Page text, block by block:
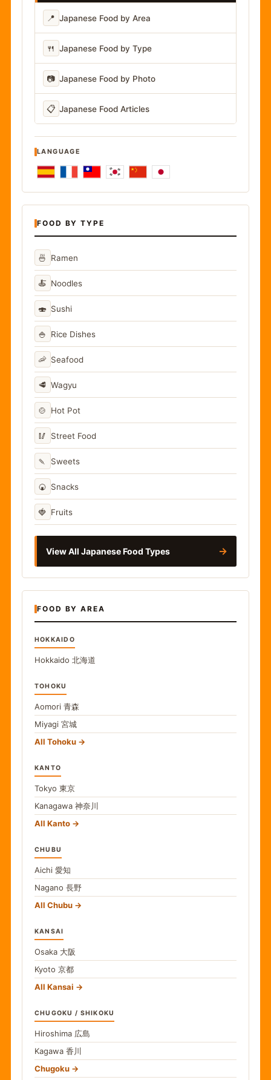
📍 Japanese Food by Area
🍴 Japanese Food by Type
📷 Japanese Food by Photo
📋 Japanese Food Articles
LANGUAGE
FOOD BY TYPE
🍜 Ramen
🍝 Noodles
🍣 Sushi
🍚 Rice Dishes
🦐 Seafood
🥩 Wagyu
🍲 Hot Pot
🥢 Street Food
🍡 Sweets
🍘 Snacks
🍓 Fruits
View All Japanese Food Types →
FOOD BY AREA
HOKKAIDO
Hokkaido 北海道
TOHOKU
Aomori 青森
Miyagi 宮城
All Tohoku
KANTO
Tokyo 東京
Kanagawa 神奈川
All Kanto
CHUBU
Aichi 愛知
Nagano 長野
All Chubu
KANSAI
Osaka 大阪
Kyoto 京都
All Kansai
CHUGOKU / SHIKOKU
Hiroshima 広島
Kagawa 香川
Chugoku